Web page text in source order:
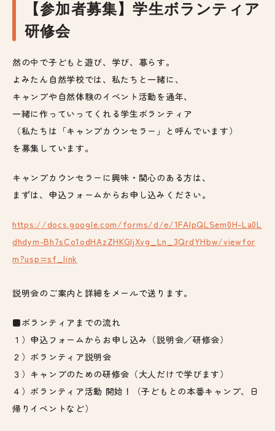
【参加者募集】学生ボランティア
研修会
然の中で子どもと遊び、学び、暮らす。
よみたん自然学校では、私たちと一緒に、
キャンプや自然体験のイベント活動を通年、
一緒に作っていってくれる学生ボランティア
（私たちは「キャンプカウンセラー」と呼んでいます）
を募集しています。
キャンプカウンセラーに興味・関心のある方は、
まずは、申込フォームからお申し込みください。
https://docs.google.com/forms/d/e/1FAIpQLSem0H-La0L
dhdym-Bh7sCo1odHAzZHKGIjXvg_Ln_3QrdYHbw/viewfor
m?usp=sf_link
説明会のご案内と詳細をメールで送ります。
■ボランティアまでの流れ
１）申込フォームからお申し込み（説明会／研修会）
２）ボランティア説明会
３）キャンプのための研修会（大人だけで学びます）
４）ボランティア活動 開始！（子どもとの本番キャンプ、日
帰りイベントなど）